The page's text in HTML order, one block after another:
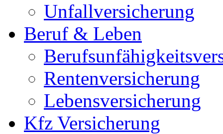
Unfallversicherung
Beruf & Leben
Rentenversicherung
Lebensversicherung
Kfz Versicherung